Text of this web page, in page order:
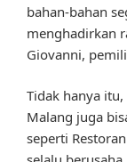
bahan-bahan
menghadirkan
Giovanni,
Tidak hanya
Malang juga
seperti